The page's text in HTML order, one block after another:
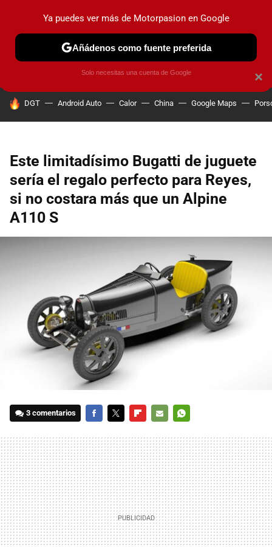
PRUEBAS COCHES ELÉCTRICOS OBSERVATORIO
HOY SE HABLA DE
DGT Android Auto Calor China Google Maps
Este limitadísimo Bugatti de juguete
sería el regalo perfecto para Reyes,
si no costara más que un Alpine
A110 S
3 comentarios
MAIL
×
Ya puedes ver más de Motorpasion en Google
Añádenos como fuente preferida
Solo necesitas una cuenta de Google